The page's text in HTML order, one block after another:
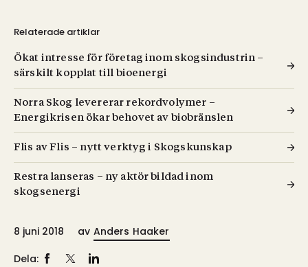
Relaterade artiklar
Ökat intresse för företag inom skogsindustrin –
särskilt kopplat till bioenergi
Norra Skog levererar rekordvolymer –
Energikrisen ökar behovet av biobränslen
Flis av Flis – nytt verktyg i Skogskunskap
Restra lanseras – ny aktör bildad inom
skogsenergi
8 juni 2018 av Anders Haaker
Dela: